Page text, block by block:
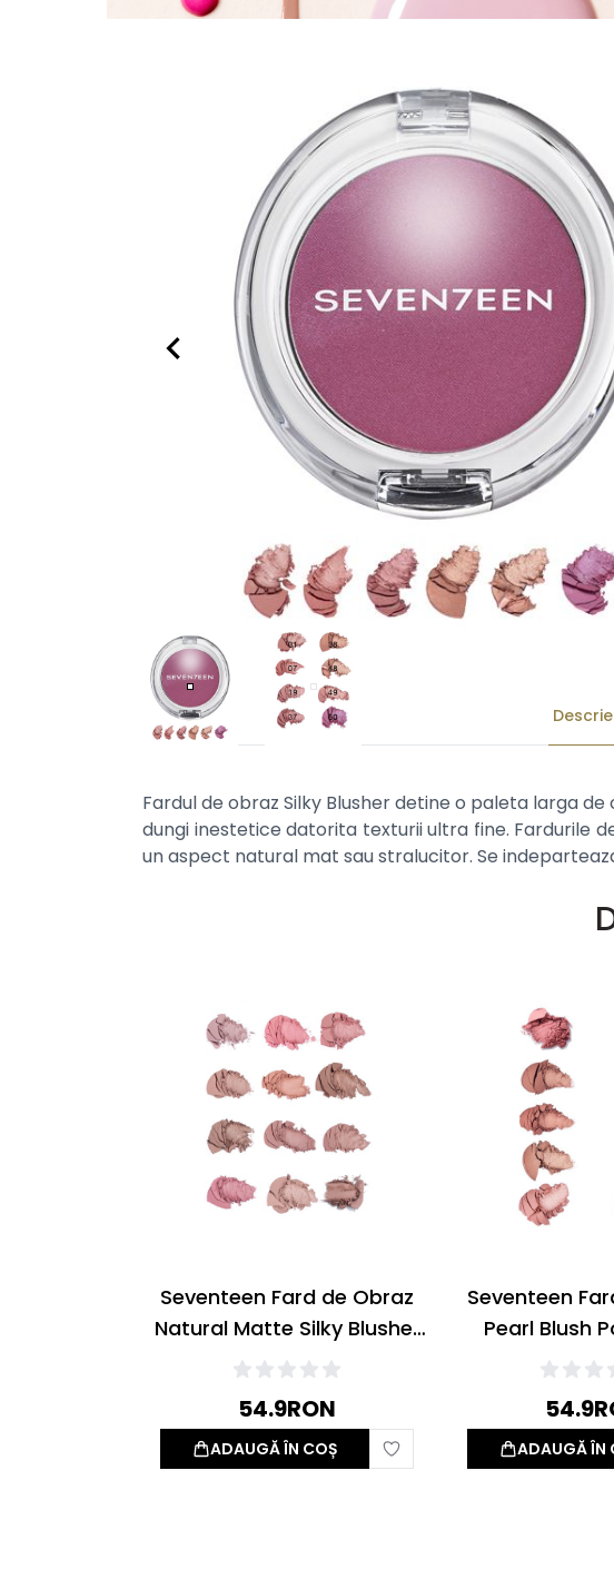
Fardul de obraz Silky Blusher detine o paleta larga
dungi inestetice datorita texturii ultra fine. Fardurile
un aspect natural mat sau stralucitor. Se
Seventeen Fard de Obraz
Natural Matte Silky Blusher
6g
54.9RON
ADAUGĂ ÎN COȘ
Seventeen
Pearl Blush
54.9
ADAUGĂ ÎN